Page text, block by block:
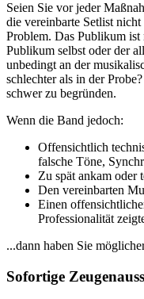
Seien Sie vor jeder
die vereinbarte Setlist
Problem. Das Publikum ist
Publikum selbst oder der
unbedingt an der
schlechter als in der
schwer zu begründen.
Wenn die Band jedoch:
Offensichtlich
falsche Töne,
Zu spät ankam oder
Den vereinbarten
Einen
Professionalität
...dann haben Sie
Sofortige